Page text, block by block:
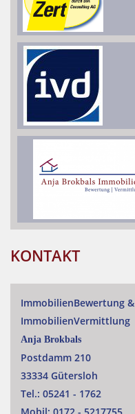
KONTAKT
ImmobilienBewertung &
ImmobilienVermittlung
Anja Brokbals
Postdamm 210
33334 Gütersloh
Tel.: 05241 - 1762